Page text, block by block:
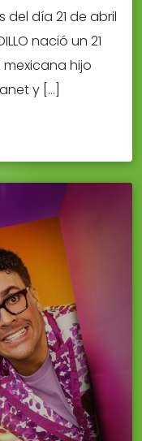
día 21 de abril
nació un 21
hijo
y […]